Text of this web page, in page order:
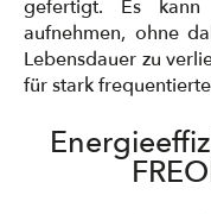
gefertigt. Es
aufnehmen, ohne
Lebensdauer zu
für stark